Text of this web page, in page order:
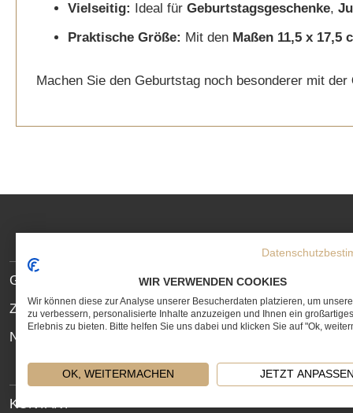
Vielseitig:
Ideal für Geburtstagsgeschenke,
Praktische Größe: Mit den Maßen 11,5 x 17,5
Machen Sie den Geburtstag noch besonderer mit der
MEDIA
LINKS
SITE
LINKS
Geschenkservice
Zahlungs- und Lieferbedingungen
Newsletter
LEGAL
KONTAKT
WIR VERWENDEN COOKIES
Wir können diese zur Analyse unserer Besucherdaten platzieren, um
zu verbessern, personalisierte Inhalte anzuzeigen und Ihnen ein
Erlebnis zu bieten. Bitte helfen Sie uns dabei und klicken Sie auf "Ok,
OK, WEITERMACHEN JETZT ANPASSEN